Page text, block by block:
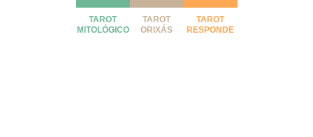
TAROT
MITOLÓGICO
TAROT
ORIXÁS
TAROT
RESPONDE